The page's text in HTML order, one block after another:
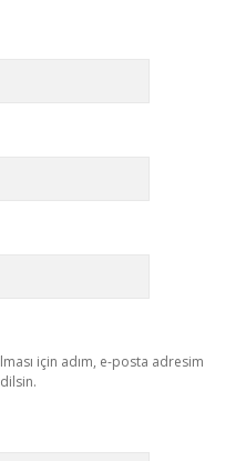
için adım, e-posta adresim